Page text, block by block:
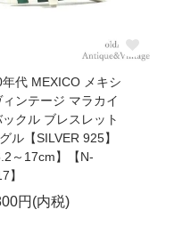
代 MEXICO メキシ
ィンテージ マラカイ
ックル ブレスレット
ル【SILVER 925】
～17cm】【N-
】
円(内税)